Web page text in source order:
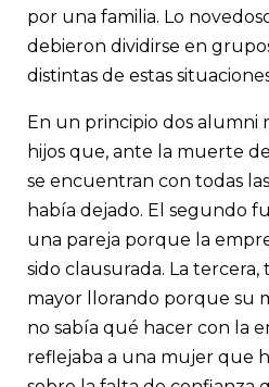
por una familia. Lo
debieron dividirse en
distintas de estas
En un principio dos alumni
hijos que, ante la muerte
se encuentran con todas
había dejado. El segundo
una pareja porque la
sido clausurada. La
mayor llorando porque su
no sabía qué hacer con la
reflejaba a una mujer que